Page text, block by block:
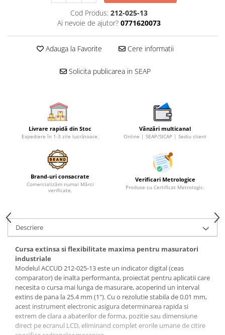
Cod Produs: 212-025-13
Ai nevoie de ajutor? 0771620073
Adauga la Favorite Cere informatii
Solicita publicarea in SEAP
Livrare rapidă din Stoc
Expediere în 1-3 zile lucrătoare.
Vânzări multicanal
Online | SEAP/SICAP | Sediu client
Brand-uri consacrate
Comercializăm numai Mărci
verificate.
Verificari Metrologice
Produse cu Certificat Metrologic.
Descriere
Cursa extinsa si flexibilitate maxima pentru masuratori
industriale
Modelul ACCUD 212-025-13 este un indicator digital (ceas
comparator) de inalta performanta, proiectat pentru aplicatii care
necesita o cursa mai lunga de masurare, acoperind un interval
extins de pana la 25.4 mm (1"). Cu o rezolutie stabila de 0.01 mm,
acest instrument electronic asigura determinarea rapida si
extrem de clara a abaterilor de forma, pozitie sau dimensiune
direct pe ecranul LCD, eliminand complet erorile umane de citire